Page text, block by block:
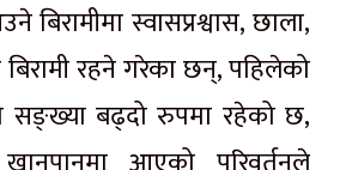
बिरामीमा स्वासप्रश्वास, छाला,
रहने गरेका छन्, पहिलेको
सङ्ख्या बढ्दो रुपमा रहेको छ,